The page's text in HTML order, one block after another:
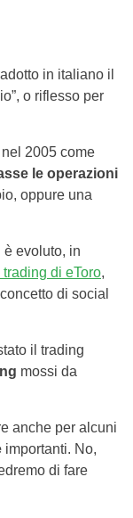
in italiano il
o riflesso per
2005 come
le operazioni
oppure una
è evoluto, in
trading di eToro,
di social
il trading
mossi da
anche per alcuni
importanti. No,
di fare